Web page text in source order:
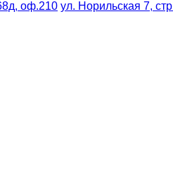
оф.210 ул. Норильская 7,